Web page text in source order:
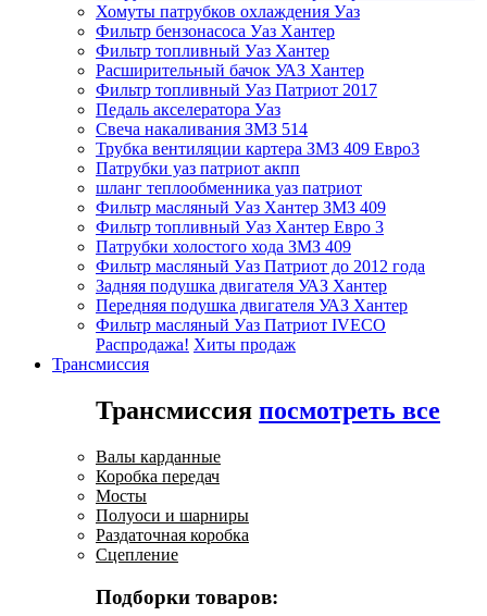
Хомуты патрубков охлаждения Уаз
Фильтр бензонасоса Уаз Хантер
Фильтр топливный Уаз Хантер
Расширительный бачок УАЗ Хантер
Фильтр топливный Уаз Патриот 2017
Педаль акселератора Уаз
Свеча накаливания ЗМЗ 514
Трубка вентиляции картера ЗМЗ 409 Евро3
Патрубки уаз патриот акпп
шланг теплообменника уаз патриот
Фильтр масляный Уаз Хантер ЗМЗ 409
Фильтр топливный Уаз Хантер Евро 3
Патрубки холостого хода ЗМЗ 409
Фильтр масляный Уаз Патриот до 2012 года
Задняя подушка двигателя УАЗ Хантер
Передняя подушка двигателя УАЗ Хантер
Фильтр масляный Уаз Патриот IVECO
Распродажа! Хиты продаж
Трансмиссия
Трансмиссия посмотреть все
Валы карданные
Коробка передач
Мосты
Полуоси и шарниры
Раздаточная коробка
Сцепление
Подборки товаров: